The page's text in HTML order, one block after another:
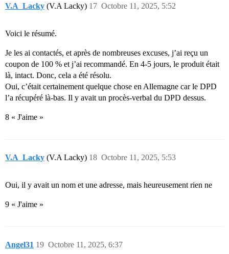
V.A_Lacky (V.A Lacky) Octobre 11, 2025, 5:52
17
Voici le résumé.
Je les ai contactés, et après de nombreuses excuses, j’ai reçu un
coupon de 100 % et j’ai recommandé. En 4-5 jours, le produit était
là, intact. Donc, cela a été résolu.
Oui, c’était certainement quelque chose en Allemagne car le DPD
l’a récupéré là-bas. Il y avait un procès-verbal du DPD dessus.
8 « J'aime »
V.A_Lacky (V.A Lacky) Octobre 11, 2025, 5:53
18
Oui, il y avait un nom et une adresse, mais heureusement rien ne
9 « J'aime »
Angel31 Octobre 11, 2025, 6:37
19